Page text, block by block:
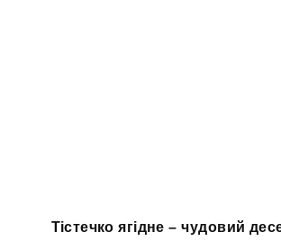
Тістечко ягідне – чудовий